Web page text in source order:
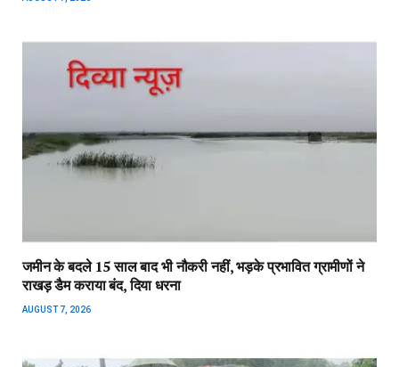
जमीन के बदले 15 साल बाद भी नौकरी नहीं, भड़के प्रभावित ग्रामीणों ने
राखड़ डैम कराया बंद, दिया धरना
AUGUST 7, 2026